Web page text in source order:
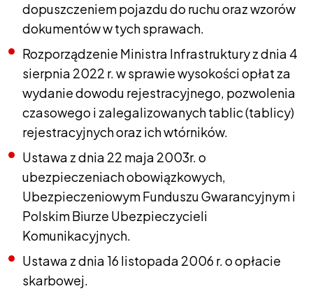
dopuszczeniem pojazdu do ruchu oraz wzorów
dokumentów w tych sprawach.
Rozporządzenie Ministra Infrastruktury z dnia 4
sierpnia 2022 r. w sprawie wysokości opłat za
wydanie dowodu rejestracyjnego, pozwolenia
czasowego i zalegalizowanych tablic (tablicy)
rejestracyjnych oraz ich wtórników.
Ustawa z dnia 22 maja 2003r. o
ubezpieczeniach obowiązkowych,
Ubezpieczeniowym Funduszu Gwarancyjnym i
Polskim Biurze Ubezpieczycieli
Komunikacyjnych.
Ustawa z dnia 16 listopada 2006 r. o opłacie
skarbowej.